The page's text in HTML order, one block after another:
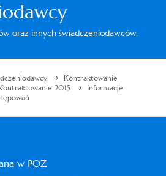
oraz innych świadczeniodawców.
› Kontraktowanie
2015 ›
Informacje
w POZ